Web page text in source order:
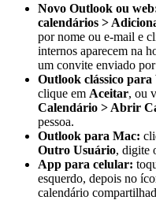
Novo Outlook ou
calendários >
por nome ou e-mail e
internos aparecem na
um convite enviado
Outlook clássico
clique em Aceitar, ou
Calendário > Abrir
pessoa.
Outlook para Mac:
Outro Usuário, digite
App para celular:
esquerdo, depois no
calendário